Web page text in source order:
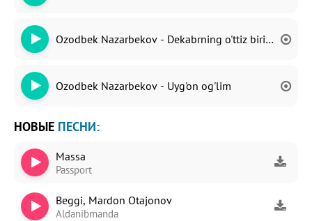
Ozodbek Nazarbekov - Dekabrning o'ttiz birida
Ozodbek Nazarbekov - Uyg'on og'lim
НОВЫЕ ПЕСНИ:
Massa
Passport
Beggi, Mardon Otajonov
Aldanibmanda